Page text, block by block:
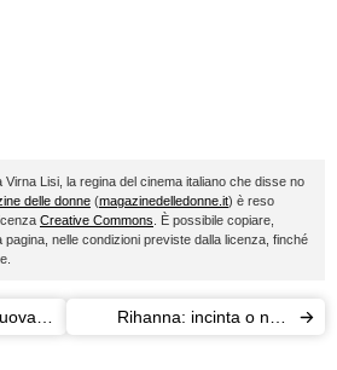
Virna Lisi, la regina del cinema italiano che disse no
delle donne (magazinedelledonne.it) è reso
Creative Commons . È possibile copiare,
nelle condizioni previste dalla licenza, finché
Rihanna: incinta o non